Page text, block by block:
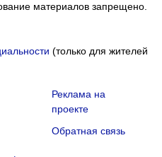
материалов запрещено.
(только для жителей
Реклама на
проекте
Обратная связь